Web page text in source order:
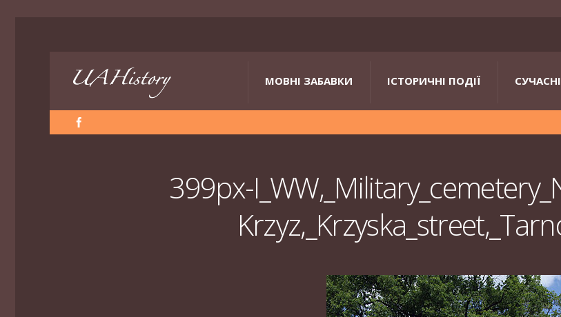
МОВНІ ЗАБАВКИ ІСТОРИЧНІ ПОДІЇ
399px-